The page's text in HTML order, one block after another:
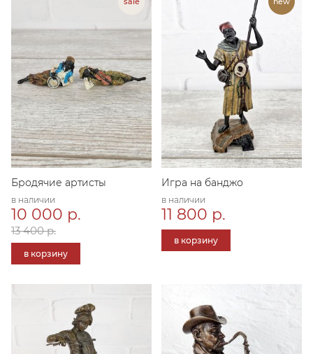
Бродячие артисты
в наличии
10 000 р.
13 400 р.
в корзину
Игра на банджо
в наличии
11 800 р.
в корзину